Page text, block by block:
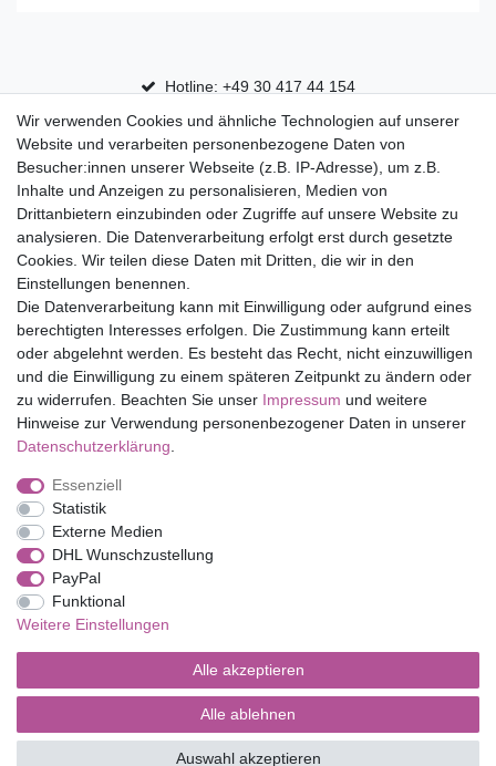
Hotline: +49 30 417 44 154
30 Tage Rückgaberecht
Versandfrei ab 75 € in Deutschland
Top Marken
Eduplay
Folia Bringmann
Shop
Mein Konto
Service
Versandkosten
Impressum
Barrierefreiheitserklärung
Vertrag widerrufen
Wir verwenden Cookies und ähnliche Technologien auf unserer
Website und verarbeiten personenbezogene Daten von
Besucher:innen unserer Webseite (z.B. IP-Adresse), um z.B.
Inhalte und Anzeigen zu personalisieren, Medien von
Drittanbietern einzubinden oder Zugriffe auf unsere Website zu
analysieren. Die Datenverarbeitung erfolgt erst durch gesetzte
Cookies. Wir teilen diese Daten mit Dritten, die wir in den
Einstellungen benennen.
Die Datenverarbeitung kann mit Einwilligung oder aufgrund eines
berechtigten Interesses erfolgen. Die Zustimmung kann erteilt
oder abgelehnt werden. Es besteht das Recht, nicht einzuwilligen
und die Einwilligung zu einem späteren Zeitpunkt zu ändern oder
zu widerrufen. Beachten Sie unser Impressum und weitere
Hinweise zur Verwendung personenbezogener Daten in unserer
Daten­schutz­erklärung
Essenziell
Statistik
Externe Medien
DHL Wunschzustellung
PayPal
Funktional
Weitere Einstellungen
Alle akzeptieren
Alle ablehnen
Auswahl akzeptieren